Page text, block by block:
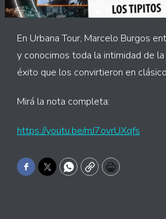
En Urbana Tour, Marcelo Burgos
y conocimos toda la intimidad de
éxito que los convirtieron en
Mirá la nota completa:
https://youtu.be/mJ7ovrUXqfs
Facebook
TwitterWhatsApp
CopyPrint